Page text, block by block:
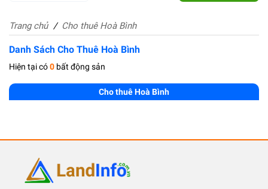
Trang chủ Cho thuê Hoà Bình
Danh Sách Cho Thuê Hoà Bình
Hiện tại có0 bất động sản
Cho thuê Hoà Bình